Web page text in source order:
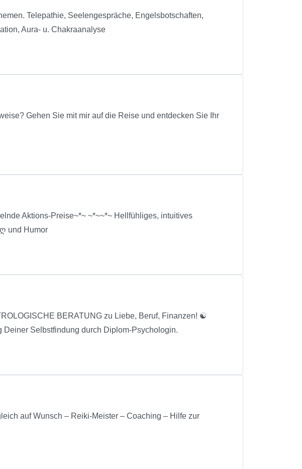
Telepathie, Seelengespräche, Engelsbotschaften,
Aura- u. Chakraanalyse
Gehen Sie mit mir auf die Reise und entdecken Sie Ihr
Aktions-Preise~*~ ~*~~*~ Hellfühliges, intuitives
und Humor
BERATUNG zu Liebe, Beruf, Finanzen! ☯
Selbstfindung durch Diplom-Psychologin.
auf Wunsch – Reiki-Meister – Coaching – Hilfe zur